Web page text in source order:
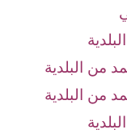
من البلدية
من البلدية